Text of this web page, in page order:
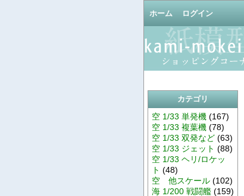
ホーム ログイン
カテゴリ
空 1/33 単発機(167)
空 1/33 複葉機(78)
空 1/33 双発など(63)
空 1/33 ジェット (88)
空 1/33 ヘリ/ロケッ
ト (48)
空 他スケール(102)
海 1/200 戦闘艦(159)